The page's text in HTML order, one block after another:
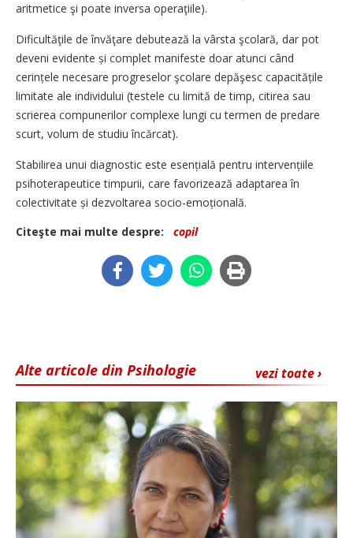
aritmetice şi poate inversa operaţiile).
Dificultăţile de învăţare debutează la vârsta şcolară, dar pot
deveni evidente și complet manifeste doar atunci când
cerințele necesare progreselor şcolare depăşesc capacitățile
limitate ale individului (testele cu limită de timp, citirea sau
scrierea compunerilor complexe lungi cu termen de predare
scurt, volum de studiu încărcat).
Stabilirea unui diagnostic este esențială pentru intervențiile
psihoterapeutice timpurii, care favorizează adaptarea în
colectivitate și dezvoltarea socio-emoțională.
Citeşte mai multe despre:
copil
vezi toate ›
Alte articole din Psihologie